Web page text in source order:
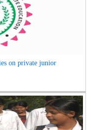
on private junior